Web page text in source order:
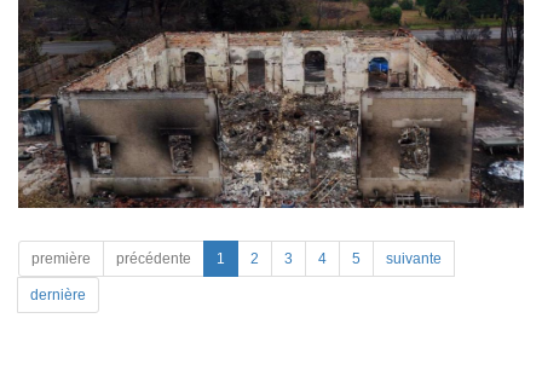
première précédente 1 2 3 4 5 suivante
dernière